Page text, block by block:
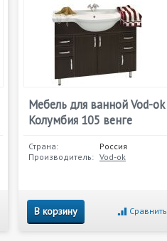
Мебель для ванной Vod-ok
Колумбия 105 венге
Страна:
Россия
Производитель: Vod-ok
В корзину Сравнить